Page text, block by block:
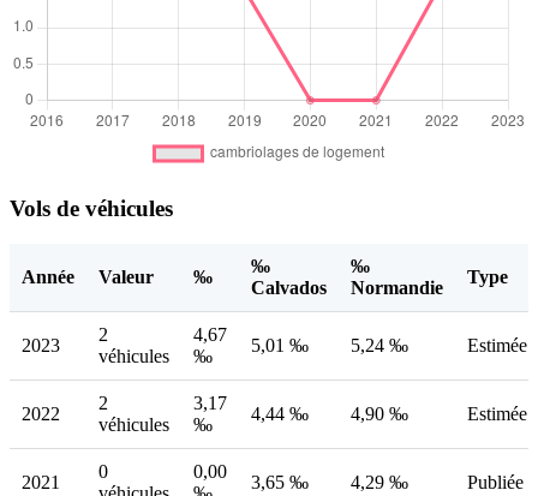
Vols de véhicules
Année Valeur ‰
‰
Calvados
‰
Normandie
Type
2023
2
véhicules
4,67
‰
5,01 ‰ 5,24 ‰ Estimée
2022
2
véhicules
3,17
‰
4,44 ‰ 4,90 ‰ Estimée
2021
0
0,00
3,65 ‰ 4,29 ‰ Publiée